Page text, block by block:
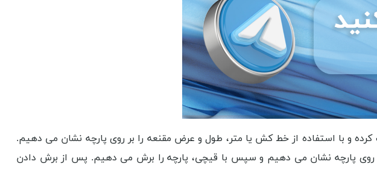
کرده و با استفاده از خط کش یا متر، طول و عرض مقنعه را بر روی پارچه نشان می دهیم.
روی پارچه نشان می دهیم و سپس با قیچی، پارچه را برش می دهیم. پس از برش دادن